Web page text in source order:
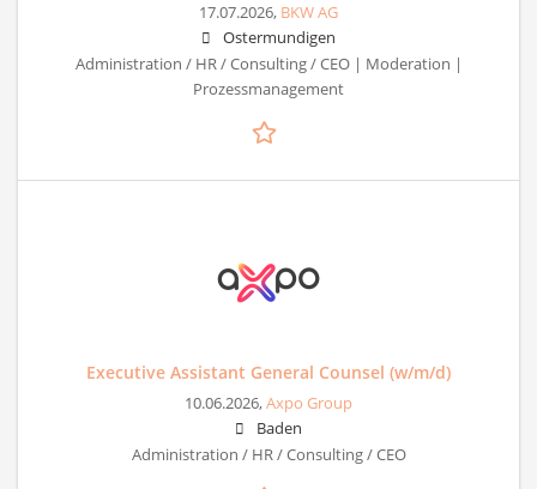
17.07.2026, BKW AG
Ostermundigen
Administration / HR / Consulting / CEO | Moderation |
Prozessmanagement
Executive Assistant General Counsel (w/m/d)
10.06.2026,Axpo Group
Baden
Administration / HR / Consulting / CEO